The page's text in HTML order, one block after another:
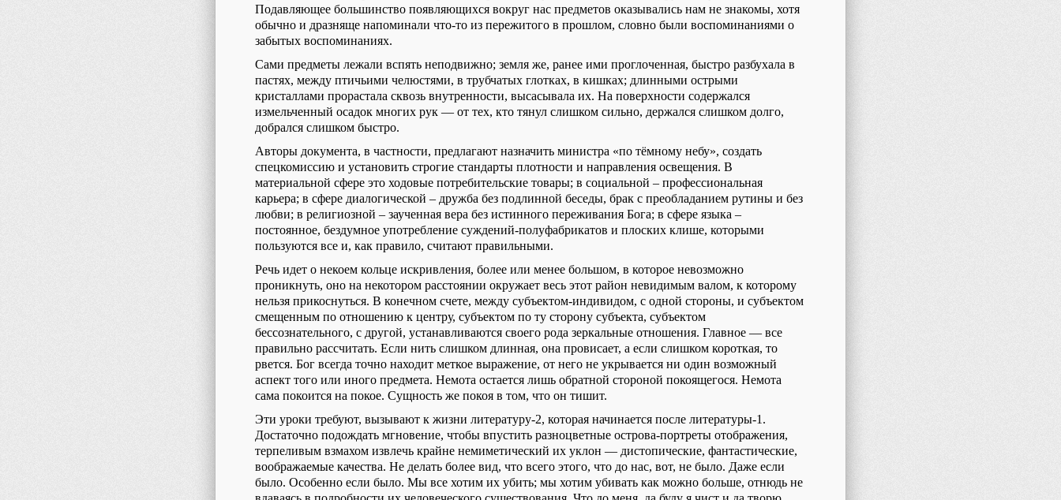
Подавляющее большинство появляющихся вокруг нас предметов оказывались нам не знакомы, хотя
обычно и дразняще напоминали что-то из пережитого в прошлом, словно были воспоминаниями о
забытых воспоминаниях.
Сами предметы лежали вспять неподвижно; земля же, ранее ими проглоченная, быстро разбухала в
пастях, между птичьими челюстями, в трубчатых глотках, в кишках; длинными острыми
кристаллами прорастала сквозь внутренности, высасывала их. На поверхности содержался
измельченный осадок многих рук — от тех, кто тянул слишком сильно, держался слишком долго,
добрался слишком быстро.
Авторы документа, в частности, предлагают назначить министра «по тёмному небу», создать
спецкомиссию и установить строгие стандарты плотности и направления освещения. В
материальной сфере это ходовые потребительские товары; в социальной – профессиональная
карьера; в сфере диалогической – дружба без подлинной беседы, брак с преобладанием рутины и без
любви; в религиозной – заученная вера без истинного переживания Бога; в сфере языка –
постоянное, бездумное употребление суждений-полуфабрикатов и плоских клише, которыми
пользуются все и, как правило, считают правильными.
Речь идет о некоем кольце искривления, более или менее большом, в которое невозможно
проникнуть, оно на некотором расстоянии окружает весь этот район невидимым валом, к которому
нельзя прикоснуться. В конечном счете, между субъектом-индивидом, с одной стороны, и субъектом
смещенным по отношению к центру, субъектом по ту сторону субъекта, субъектом
бессознательного, с другой, устанавливают­ся своего рода зеркальные отношения. Главное — все
правильно рассчитать. Если нить слишком длинная, она провисает, а если слишком короткая, то
рвется. Бог всегда точно находит меткое выражение, от него не укрывается ни один возможный
аспект того или иного предмета. Немота остается лишь обратной стороной покоящегося. Немота
сама покоится на покое. Сущность же покоя в том, что он тишит.
Эти уроки требуют, вызывают к жизни литературу-2, которая начинается после литературы-1.
Достаточно подождать мгновение, чтобы впустить разноцветные острова-портреты отображения,
терпеливым взмахом извлечь крайне немиметический их уклон — дистопические, фантастические,
воображаемые качества. Не делать более вид, что всего этого, что до нас, вот, не было. Даже если
было. Особенно если было. Мы все хотим их убить; мы хотим убивать как можно больше, отнюдь не